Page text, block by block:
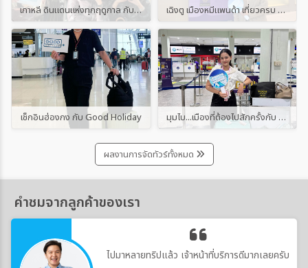
เกาหลี ดินแดนแห่งทุกฤดูกาล กับ Good Holiday เฉิงตู เมืองหมีแพนด้า เที่ยวครบ จบกับ Good Holiday
เช็กอินฮ่องกง กับ Good Holiday มุมไบ...เมืองที่ต้องไปสักครั้งกับ Good Holiday
ผลงานการจัดทัวร์ทั้งหมด
คำชมจากลูกค้าของเรา
ไปมาหลายทริปแล้ว เจ้าหน้าที่บริการดีมากเลยครับ